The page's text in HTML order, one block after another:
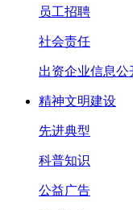
员工招聘
社会责任
出资企业信息公
精神文明建设
先进典型
科普知识
公益广告